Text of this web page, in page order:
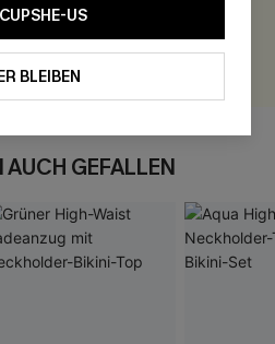
für Ihre Bewertung!
GEFALLEN
US
BLEIBEN